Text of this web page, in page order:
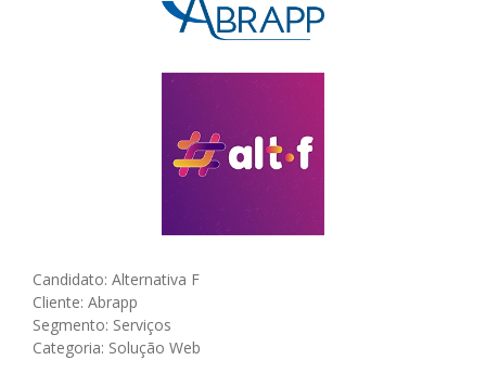
Candidato: Alternativa F
Cliente: Abrapp
Segmento: Serviços
Categoria: Solução Web